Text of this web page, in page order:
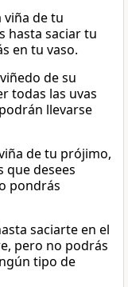
viña de tu
hasta saciar tu
en tu vaso.
de su
todas las uvas
llevarse
de tu prójimo,
que desees
pondrás
saciarte en el
pero no podrás
tipo de